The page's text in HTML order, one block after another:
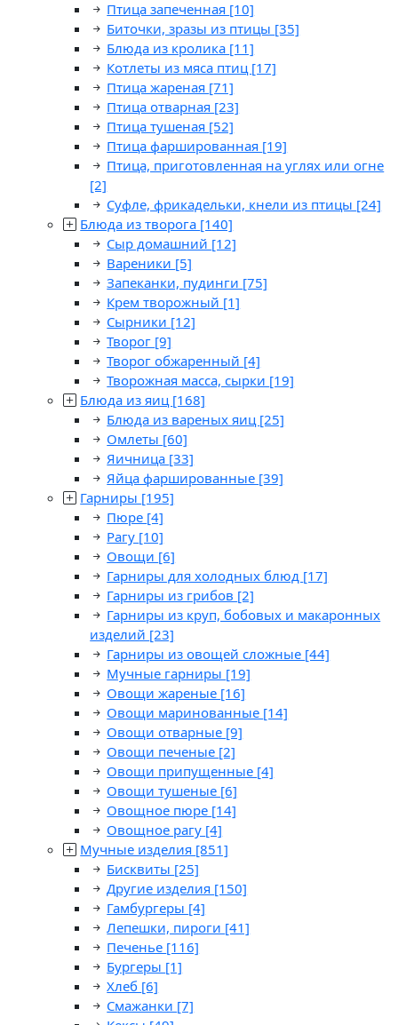
Птица запеченная [10]
Биточки, зразы из птицы [35]
Блюда из кролика [11]
Котлеты из мяса птиц [17]
Птица жареная [71]
Птица отварная [23]
Птица тушеная [52]
Птица фаршированная [19]
Птица, приготовленная на углях или огне
[2]
Суфле, фрикадельки, кнели из птицы [24]
Блюда из творога [140]
Сыр домашний [12]
Вареники [5]
Запеканки, пудинги [75]
Крем творожный [1]
Сырники [12]
Творог [9]
Творог обжаренный [4]
Творожная масса, сырки [19]
Блюда из яиц [168]
Блюда из вареных яиц [25]
Омлеты [60]
Яичница [33]
Яйца фаршированные [39]
Гарниры [195]
Пюре [4]
Рагу [10]
Овощи [6]
Гарниры для холодных блюд [17]
Гарниры из грибов [2]
Гарниры из круп, бобовых и макаронных
изделий [23]
Гарниры из овощей сложные [44]
Мучные гарниры [19]
Овощи жареные [16]
Овощи маринованные [14]
Овощи отварные [9]
Овощи печеные [2]
Овощи припущенные [4]
Овощи тушеные [6]
Овощное пюре [14]
Овощное рагу [4]
Мучные изделия [851]
Бисквиты [25]
Другие изделия [150]
Гамбургеры [4]
Лепешки, пироги [41]
Печенье [116]
Бургеры [1]
Хлеб [6]
Смажанки [7]